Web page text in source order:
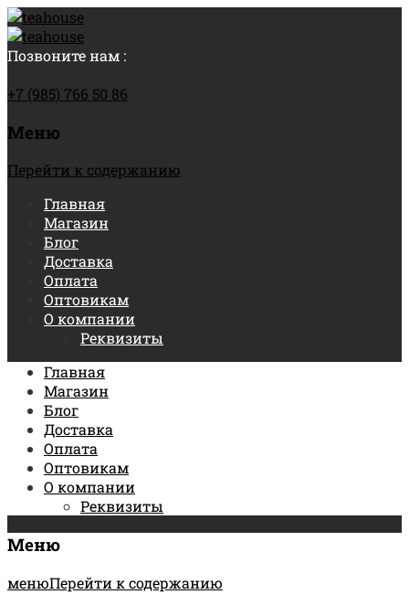
Позвоните нам :
+7 (985) 766 50 86
Меню
Перейти к содержанию
Главная
Магазин
Блог
Доставка
Оплата
Оптовикам
О компании
Реквизиты
Главная
Магазин
Блог
Доставка
Оплата
Оптовикам
О компании
Реквизиты
Меню
менюПерейти к содержанию